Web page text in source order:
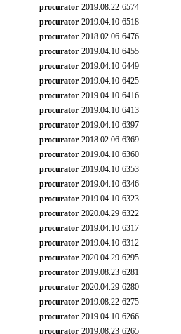
procurator 2019.08.22 6574
procurator 2019.04.10 6518
procurator 2018.02.06 6476
procurator 2019.04.10 6455
procurator 2019.04.10 6449
procurator 2019.04.10 6425
procurator 2019.04.10 6416
procurator 2019.04.10 6413
procurator 2019.04.10 6397
procurator 2018.02.06 6369
procurator 2019.04.10 6360
procurator 2019.04.10 6353
procurator 2019.04.10 6346
procurator 2019.04.10 6323
procurator 2020.04.29 6322
procurator 2019.04.10 6317
procurator 2019.04.10 6312
procurator 2020.04.29 6295
procurator 2019.08.23 6281
procurator 2020.04.29 6280
procurator 2019.08.22 6275
procurator 2019.04.10 6266
procurator 2019.08.23 6265